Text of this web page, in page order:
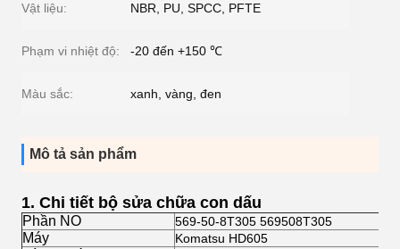
Vật liệu: NBR, PU, ​​SPCC, PFTE
Phạm vi nhiệt độ: -20 đến +150 ℃
Màu sắc: xanh, vàng, đen
Mô tả sản phẩm
1. Chi tiết bộ sửa chữa con dấu
Phần NO 569-50-8T305 569508T305
Máy Komatsu HD605